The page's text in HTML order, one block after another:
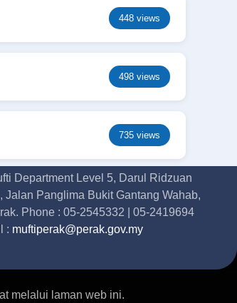
448 views
498 views
735 views
Department Level 5, Darul Ridzuan
Jalan Panglima Bukit Gantang Wahab,
Phone : 05-2545332 | 05-2419694
: muftiperak@perak.gov.my
melalui laman web ini.